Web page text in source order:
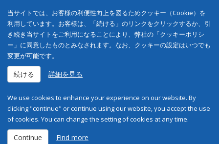
当サイトでは、お客様の利便性向上を図るためクッキー（Cookie）を
利用しています。お客様は、「続ける」のリンクをクリックするか、引
き続き当サイトをご利用になることにより、弊社の「クッキーポリシ
ー」に同意したものとみなされます。なお、クッキーの設定はいつでも
変更が可能です。
続ける 詳細を見る
We use cookies to enhance your experience on our website. By
clicking "continue" or continue using our website, you accept the use
of cookies. You can change the setting of cookies at any time.
Continue Find more